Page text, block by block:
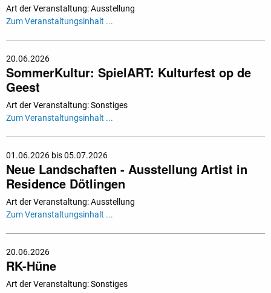
Art der Veranstaltung: Ausstellung
Zum Veranstaltungsinhalt ...
20.06.2026
SommerKultur: SpielART: Kulturfest op de
Geest
Art der Veranstaltung: Sonstiges
Zum Veranstaltungsinhalt ...
01.06.2026 bis 05.07.2026
Neue Landschaften - Ausstellung Artist in
Residence Dötlingen
Art der Veranstaltung: Ausstellung
Zum Veranstaltungsinhalt ...
20.06.2026
RK-Hüne
Art der Veranstaltung: Sonstiges